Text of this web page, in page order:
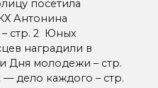
посетила
Антонина
стр. 2 Юных
наградили в
Дня молодежи – стр.
дело каждого – стр.